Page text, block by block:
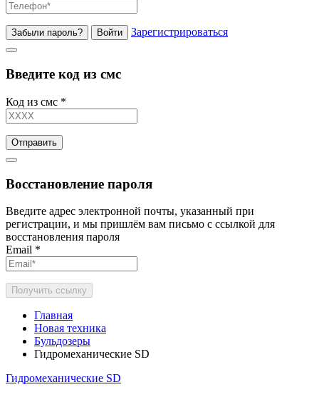
Забыли пароль? Войти Зарегистрироваться
Введите код из смс
Код из смс *
Отправить
Восстановление пароля
Введите адрес электронной почты, указанный при
регистрации, и мы пришлём вам письмо с ссылкой для
восстановления пароля
Email *
Получить ссылку
Главная
Новая техника
Бульдозеры
Гидромеханические SD
Гидромеханические SD